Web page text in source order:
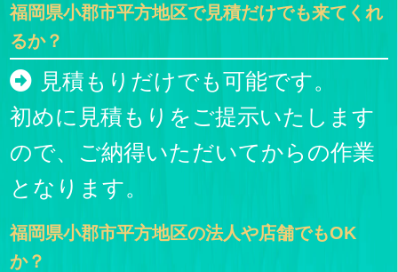
福岡県小郡市平方地区で見積だけでも来てくれ
るか？
見積もりだけでも可能です。
初めに見積もりをご提示いたします
ので、ご納得いただいてからの作業
となります。
福岡県小郡市平方地区の法人や店舗でもOK
か？